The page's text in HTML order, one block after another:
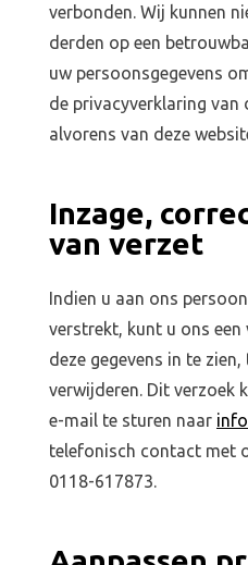
verbonden. Wij kunnen
derden op een
uw persoonsgegevens
de privacyverklaring van
alvorens van deze
Inzage,
van verzet
Indien u aan ons
verstrekt, kunt u ons
deze gegevens in te
verwijderen. Dit verzoek
e-mail te sturen naar
telefonisch contact met
0118-617873.